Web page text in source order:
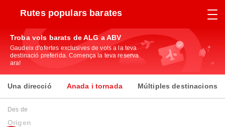
Rutes populars barates
Troba vols barats de ALG a ABV
Gaudeix d'ofertes exclusives de vols a la teva
destinació preferida. Comença la teva reserva
ara!
Una direcció Anada i tornada Múltiples destinacions
Des de
Origen